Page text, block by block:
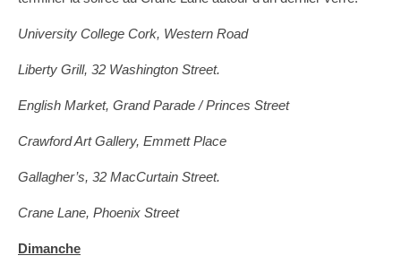
University College Cork, Western Road
Liberty Grill, 32 Washington Street.
English Market, Grand Parade / Princes Street
Crawford Art Gallery, Emmett Place
Gallagher’s, 32 MacCurtain Street.
Crane Lane, Phoenix Street
Dimanche